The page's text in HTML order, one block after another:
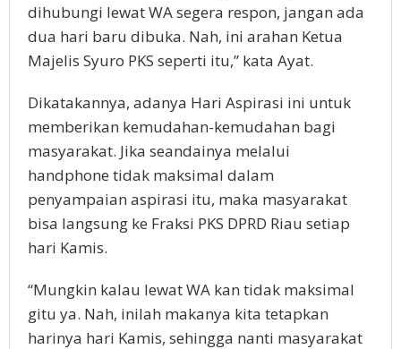
dihubungi lewat WA segera respon, jangan ada
dua hari baru dibuka. Nah, ini arahan Ketua
Majelis Syuro PKS seperti itu,” kata Ayat.
Dikatakannya, adanya Hari Aspirasi ini untuk
memberikan kemudahan-kemudahan bagi
masyarakat. Jika seandainya melalui
handphone tidak maksimal dalam
penyampaian aspirasi itu, maka masyarakat
bisa langsung ke Fraksi PKS DPRD Riau setiap
hari Kamis.
“Mungkin kalau lewat WA kan tidak maksimal
gitu ya. Nah, inilah makanya kita tetapkan
harinya hari Kamis, sehingga nanti masyarakat